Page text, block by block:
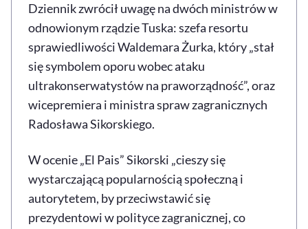
Dziennik zwrócił uwagę na dwóch ministrów w
odnowionym rządzie Tuska: szefa resortu
sprawiedliwości Waldemara Żurka, który „stał
się symbolem oporu wobec ataku
ultrakonserwatystów na praworządność”, oraz
wicepremiera i ministra spraw zagranicznych
Radosława Sikorskiego.
W ocenie „El Pais” Sikorski „cieszy się
wystarczającą popularnością społeczną i
autorytetem, by przeciwstawić się
prezydentowi w polityce zagranicznej, co